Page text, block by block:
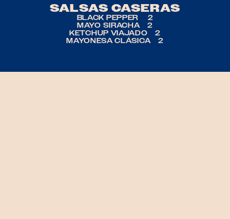
SALSAS CASERAS
BLACK PEPPER     2
MAYO SIRACHA    2
KETCHUP VIAJADO    2
MAYONESA CLÁSICA    2